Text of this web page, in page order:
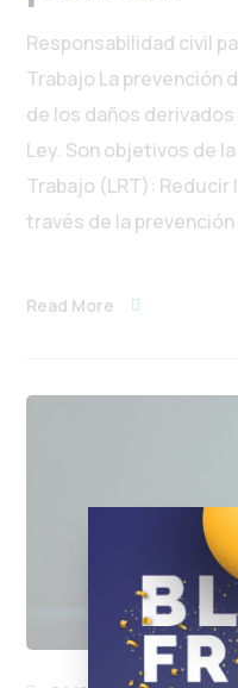
Responsabilidad civil
Trabajo La prevención
de los daños
Ley. Son objetivos de
Trabajo (LRT):
través de la
Read More